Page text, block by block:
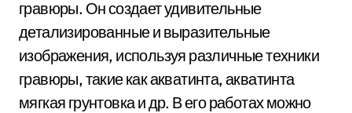
гравюры. Он создает удивительные
детализированные и выразительные
изображения, используя различные техники
гравюры, такие как акватинта, акватинта
мягкая грунтовка и др. В его работах можно